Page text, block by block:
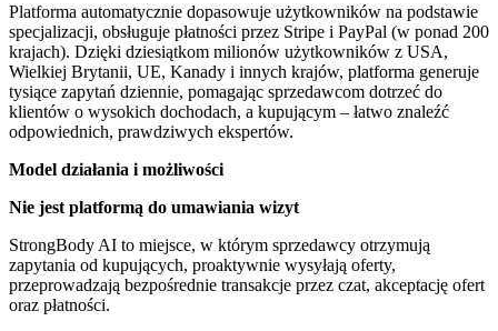
Platforma automatycznie dopasowuje użytkowników na podstawie
specjalizacji, obsługuje płatności przez Stripe i PayPal (w ponad 200
krajach). Dzięki dziesiątkom milionów użytkowników z USA,
Wielkiej Brytanii, UE, Kanady i innych krajów, platforma generuje
tysiące zapytań dziennie, pomagając sprzedawcom dotrzeć do
klientów o wysokich dochodach, a kupującym – łatwo znaleźć
odpowiednich, prawdziwych ekspertów.
Model działania i możliwości
Nie jest platformą do umawiania wizyt
StrongBody AI to miejsce, w którym sprzedawcy otrzymują
zapytania od kupujących, proaktywnie wysyłają oferty,
przeprowadzają bezpośrednie transakcje przez czat, akceptację ofert
oraz płatności.